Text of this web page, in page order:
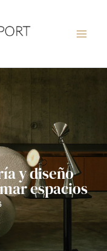
y diseño
espacios